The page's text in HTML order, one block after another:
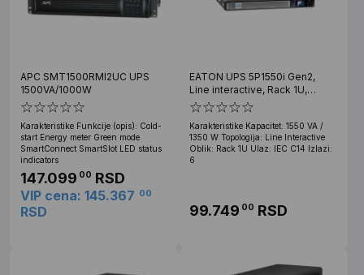
APC SMT1500RMI2UC UPS
1500VA/1000W
Karakteristike Funkcije (opis): Cold-
start Energy meter Green mode
SmartConnect SmartSlot LED status
indicators
147.099 00 RSD
VIP cena: 145.367 00
RSD
EATON UPS 5P1550i Gen2,
Line interactive, Rack 1U,
1550VA/1350W
Karakteristike Kapacitet: 1550 VA /
1350 W Topologija: Line Interactive
Oblik: Rack 1U Ulaz: IEC C14 Izlazi:
6
99.749 00 RSD